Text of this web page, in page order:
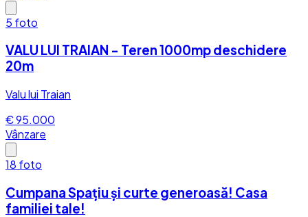
5 foto
VALU LUI TRAIAN - Teren 1000mp deschidere
20m
Valu lui Traian
€ 95.000
Vânzare
18 foto
Cumpana Spațiu și curte generoasă! Casa
familiei tale!